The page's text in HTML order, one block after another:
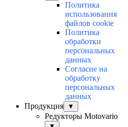
Политика
использования
файлов cookie
Политика
обработки
персональных
данных
Согласие на
обработку
персональных
данных
Продукция
▼
Редукторы Motovario